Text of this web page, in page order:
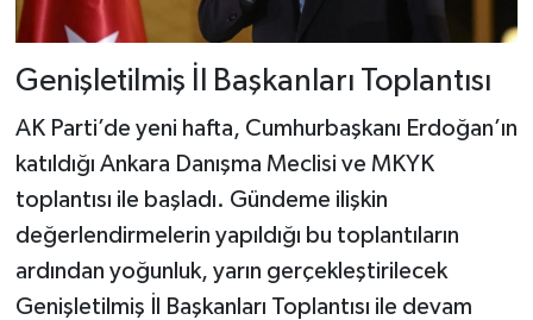
Genişletilmiş İl Başkanları Toplantısı
AK Parti’de yeni hafta, Cumhurbaşkanı Erdoğan’ın
katıldığı Ankara Danışma Meclisi ve MKYK
toplantısı ile başladı. Gündeme ilişkin
değerlendirmelerin yapıldığı bu toplantıların
ardından yoğunluk, yarın gerçekleştirilecek
Genişletilmiş İl Başkanları Toplantısı ile devam